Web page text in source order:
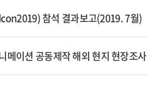
참석 결과보고(2019. 7월)
메이션 공동제작 해외 현지 현장조